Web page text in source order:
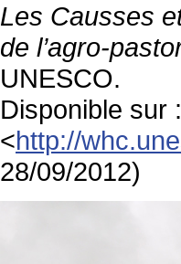
Les Causses
de l’agro-
UNESCO.
Disponible sur :
<http://
28/09/2012)